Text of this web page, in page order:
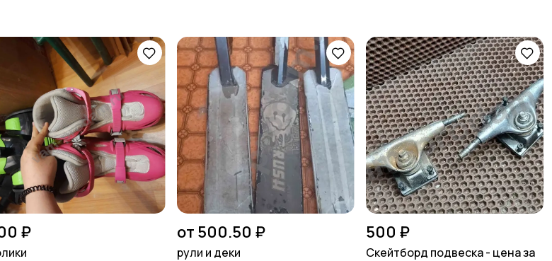
₽ от 500.50 ₽
рули и деки
500 ₽
Скейтборд подвеска - цена за